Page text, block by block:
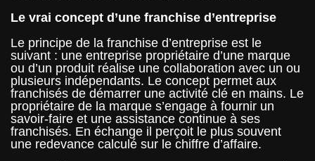
Le vrai concept d’une franchise d’entreprise
Le principe de la franchise d’entreprise est le
suivant : une entreprise propriétaire d’une marque
ou d’un produit réalise une collaboration avec un ou
plusieurs indépendants. Le concept permet aux
franchisés de démarrer une activité clé en mains. Le
propriétaire de la marque s’engage à fournir un
savoir-faire et une assistance continue à ses
franchisés. En échange il perçoit le plus souvent
une redevance calculé sur le chiffre d’affaire.